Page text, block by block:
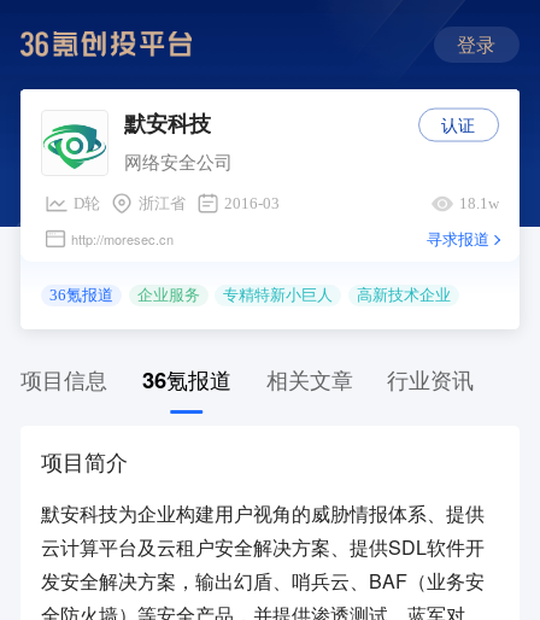
登录
默安科技
网络安全公司
D轮 浙江省 2016-03 18.1w
http://moresec.cn 寻求报道
36氪报道 企业服务 专精特新小巨人 高新技术企业
认证
项目信息 36氪报道 相关文章 行业资讯
项目简介
默安科技为企业构建用户视角的威胁情报体系、提供
云计算平台及云租户安全解决方案、提供SDL软件开
发安全解决方案，输出幻盾、哨兵云、BAF（业务安